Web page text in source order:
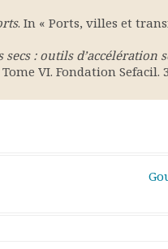
. In « Ports, villes et
secs : outils d’accélération
VI. Fondation Sefacil.